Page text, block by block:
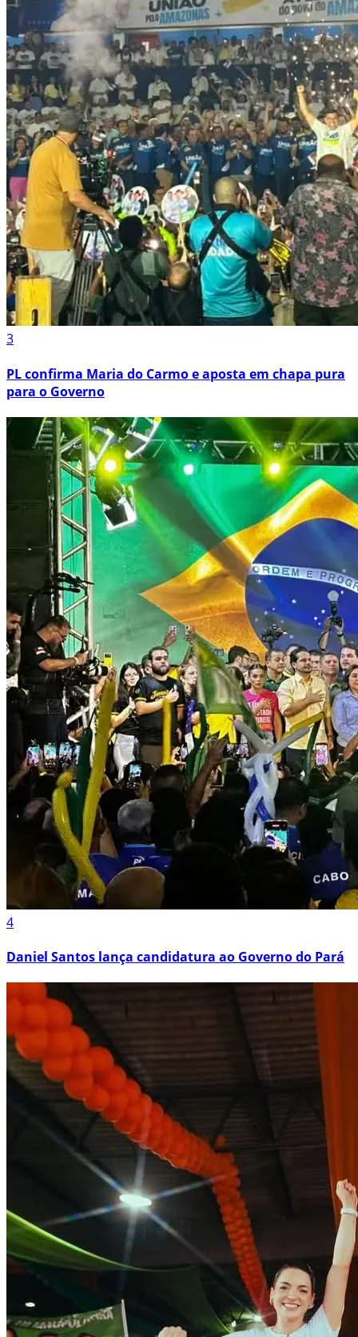
3
PL confirma Maria do Carmo e aposta em chapa pura
para o Governo
4
Daniel Santos lança candidatura ao Governo do Pará